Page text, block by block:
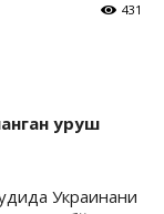
431
уруш
Украинани